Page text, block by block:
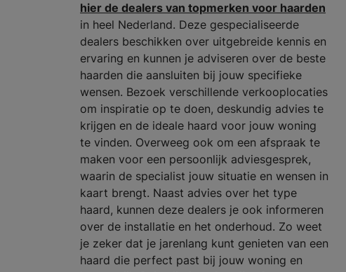
hier de dealers van topmerken voor haarden
in heel Nederland. Deze gespecialiseerde
dealers beschikken over uitgebreide kennis en
ervaring en kunnen je adviseren over de beste
haarden die aansluiten bij jouw specifieke
wensen. Bezoek verschillende verkooplocaties
om inspiratie op te doen, deskundig advies te
krijgen en de ideale haard voor jouw woning
te vinden. Overweeg ook om een afspraak te
maken voor een persoonlijk adviesgesprek,
waarin de specialist jouw situatie en wensen in
kaart brengt. Naast advies over het type
haard, kunnen deze dealers je ook informeren
over de installatie en het onderhoud. Zo weet
je zeker dat je jarenlang kunt genieten van een
haard die perfect past bij jouw woning en